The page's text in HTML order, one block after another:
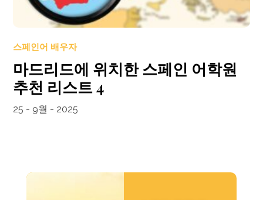
스페인어 배우자
마드리드에 위치한 스페인 어학원
추천 리스트 4
25 - 9월 - 2025